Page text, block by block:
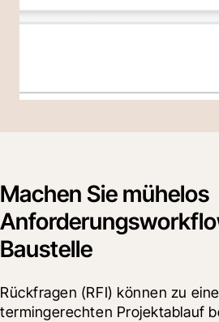
Machen Sie mühelos
Baustelle
Rückfragen (RFI) können zu
termingerechten Projektablauf